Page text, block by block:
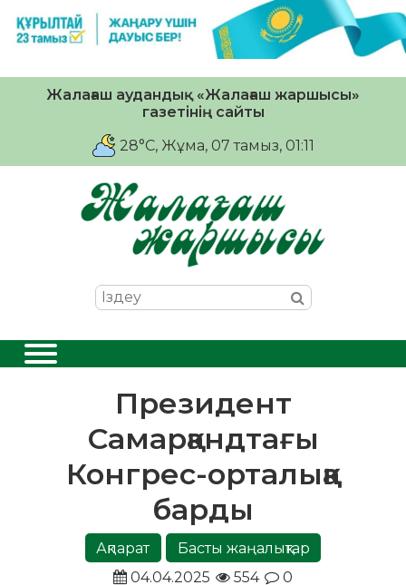
Жалағаш аудандық «Жалағаш жаршысы»
газетінің сайты
28°C, Жұма, 07 тамыз, 01:11
Президент
Самарқандтағы
Конгрес-орталыққа
барды
Ақпарат
Басты жаңалықтар
04.04.2025
554 0